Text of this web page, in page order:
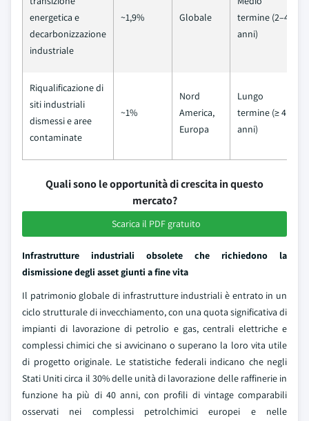
energetica e
decarbonizzazione
industriale
~1,9% Globale
termine (2–4
anni)
Riqualificazione di
siti industriali
dismessi e aree
contaminate
~1%
Nord
America,
Europa
Lungo
termine (≥ 4
anni)
Quali sono le opportunità di crescita in questo
mercato?
Scarica il PDF gratuito
Infrastrutture industriali obsolete che richiedono la
dismissione degli asset giunti a fine vita
Il patrimonio globale di infrastrutture industriali è entrato in un
ciclo strutturale di invecchiamento, con una quota significativa di
impianti di lavorazione di petrolio e gas, centrali elettriche e
complessi chimici che si avvicinano o superano la loro vita utile
di progetto originale. Le statistiche federali indicano che negli
Stati Uniti circa il 30% delle unità di lavorazione delle raffinerie in
funzione ha più di 40 anni, con profili di vintage comparabili
osservati nei complessi petrolchimici europei e nelle